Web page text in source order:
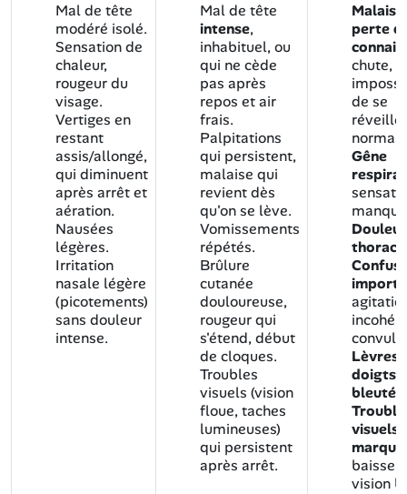
Mal de tête
modéré isolé.
Sensation de
chaleur,
rougeur du
visage.
Vertiges en
restant
assis/allongé,
qui diminuent
après arrêt et
aération.
Nausées
légères.
Irritation
nasale légère
(picotements)
sans douleur
intense.
Mal de tête
intense,
inhabituel, ou
qui ne cède
pas après
repos et air
frais.
Palpitations
qui persistent,
malaise qui
revient dès
qu'on se lève.
Vomissements
répétés.
Brûlure
cutanée
douloureuse,
rougeur qui
s'étend, début
de cloques.
Troubles
visuels (vision
floue, taches
lumineuses)
qui persistent
après arrêt.
Malaise
perte
chute,
de se
réveiller
Gêne
Douleur
Lèvres
doigts
bleutés
visuels
baisse
vision